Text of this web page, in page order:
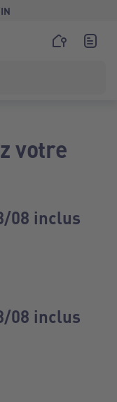
votre
08 inclus
08 inclus